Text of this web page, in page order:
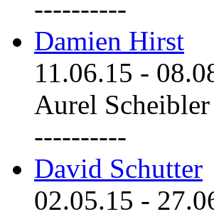
----------
Damien Hirst
11.06.15 -
Aurel
----------
David Schutter
02.05.15 -